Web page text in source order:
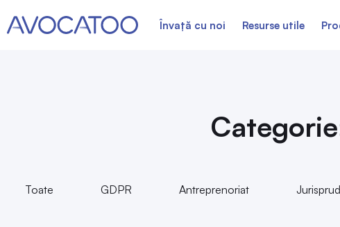
Învață cu noi Resurse utile
Toate GDPR Antreprenoriat